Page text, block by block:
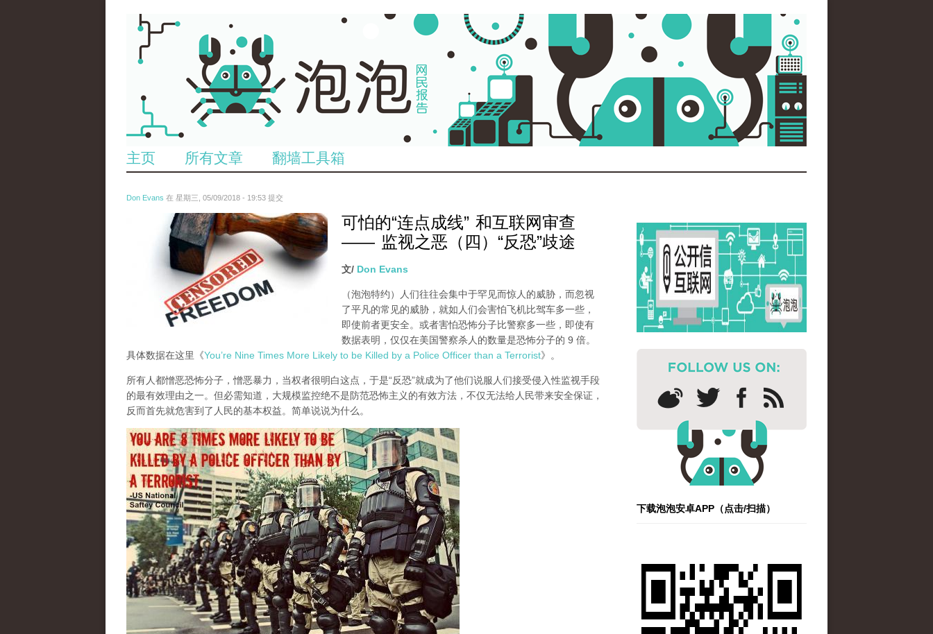
主页 所有文章 翻墙工具箱
Don Evans 在 星期三, 05/09/2018 - 19:53 提交
tou_.jpeg
可怕的“连点成线” 和互联网审查
—— 监视之恶（四）“反恐”歧途
文/ Don Evans
（泡泡特约）
人们往往会集中于罕见而惊人的威胁，而忽视
了平凡的常见的威胁，就如人们会害怕飞机比驾车多一些，
即使前者更安全。或者害怕恐怖分子比警察多一些，即使有
数据表明，仅仅在美国警察杀人的数量是恐怖分子的 9 倍。
具体数据在这里《You’re Nine Times More Likely to be Killed by a Police Officer than a Terrorist》。
所有人都憎恶恐怖分子，憎恶暴力，当权者很明白这点，于是“反恐”就成为了他们说服人们接受侵入性监视手段
的最有效理由之一。但必需知道， 大规模监控绝不是防范恐怖主义的有效方法，不仅无法给人民带来安全保证，
反而首先就危害到了人民的基本权益。 简单说说为什么。
下载泡泡安卓APP（点击/扫描）